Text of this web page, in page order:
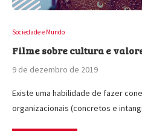
Sociedade e Mundo
Filme sobre cultura e
9 de dezembro de 2019
Existe uma habilidade de fazer
organizacionais (concretos e